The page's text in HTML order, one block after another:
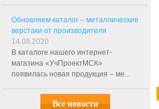
Обновляем каталог – металлические
верстаки от производителя
14.08.2020
В каталоге нашего интернет-
магазина «УчПроектМСК»
появилась новая продукция – ме...
Все новости